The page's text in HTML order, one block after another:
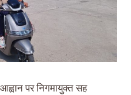
पर निगमायुक्त सह